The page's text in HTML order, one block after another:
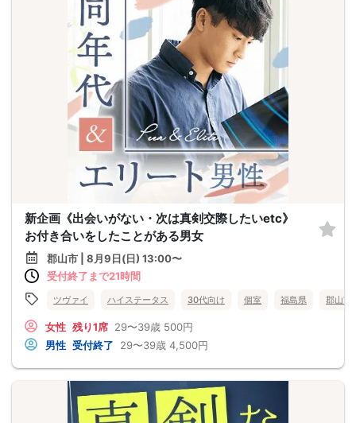
新企画《出会いがない・次は真剣交際したいetc》
お付き合いをしたことがある男女
郡山市 | 8月9日(日) 13:00〜
受付終了まで21時間
ツヴァイ ハイステータス 30代向け 個室 福島県 郡山市
女性 残り1席 29〜39歳 500円
男性 受付終了 29〜39歳 4,500円